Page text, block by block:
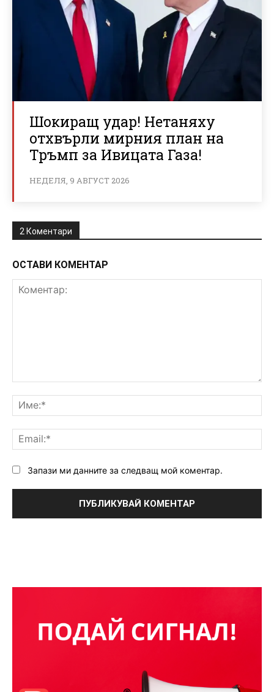
Шокиращ удар! Нетаняху
отхвърли мирния план на
Тръмп за Ивицата Газа!
НЕДЕЛЯ, 9 АВГУСТ 2026
2 Коментари
ОСТАВИ КОМЕНТАР
Запази ми данните за следващ мой коментар.